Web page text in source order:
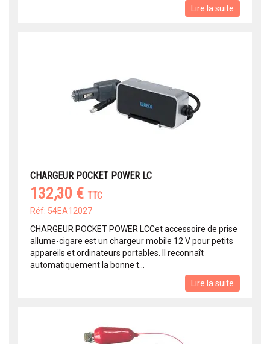
Lire la suite
CHARGEUR POCKET POWER LC
132,30 € TTC
Réf: 54EA12027
CHARGEUR POCKET POWER LCCet accessoire de prise
allume-cigare est un chargeur mobile 12 V pour petits
appareils et ordinateurs portables. Il reconnaît
automatiquement la bonne t...
Lire la suite